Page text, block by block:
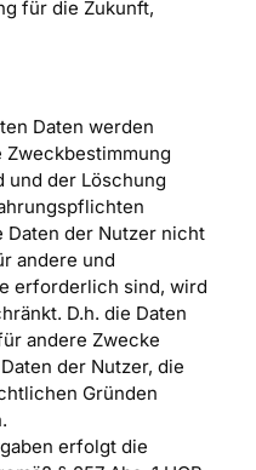
für die Zukunft,
Daten werden
der Löschung
der Nutzer nicht
andere und
erforderlich sind, wird
D.h. die Daten
andere Zwecke
der Nutzer, die
Gründen
erfolgt die